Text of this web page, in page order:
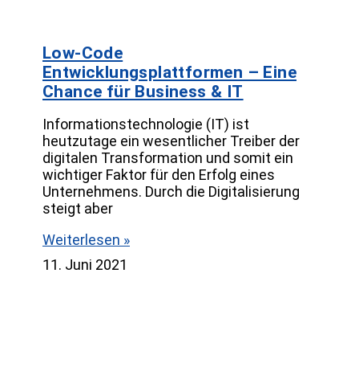
Low-Code
Entwicklungsplattformen – Eine
Chance für Business & IT
Informationstechnologie (IT) ist
heutzutage ein wesentlicher Treiber der
digitalen Transformation und somit ein
wichtiger Faktor für den Erfolg eines
Unternehmens. Durch die Digitalisierung
steigt aber
Weiterlesen »
11. Juni 2021